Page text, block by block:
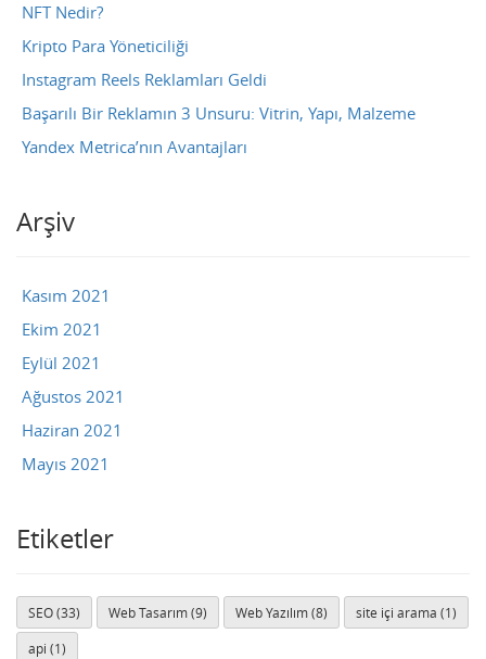
NFT Nedir?
Kripto Para Yöneticiliği
Instagram Reels Reklamları Geldi
Başarılı Bir Reklamın 3 Unsuru: Vitrin, Yapı, Malzeme
Yandex Metrica’nın Avantajları
Arşiv
Kasım 2021
Ekim 2021
Eylül 2021
Ağustos 2021
Haziran 2021
Mayıs 2021
Etiketler
SEO (33) Web Tasarım (9) Web Yazılım (8) site içi arama (1)
api (1)